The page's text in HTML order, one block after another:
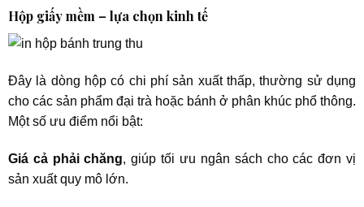
Hộp giấy mềm – lựa chọn kinh tế
Đây là dòng hộp có chi phí sản xuất thấp, thường sử dụng
cho các sản phẩm đại trà hoặc bánh ở phân khúc phổ thông.
Một số ưu điểm nổi bật:
Giá cả phải chăng, giúp tối ưu ngân sách cho các đơn vị
sản xuất quy mô lớn.